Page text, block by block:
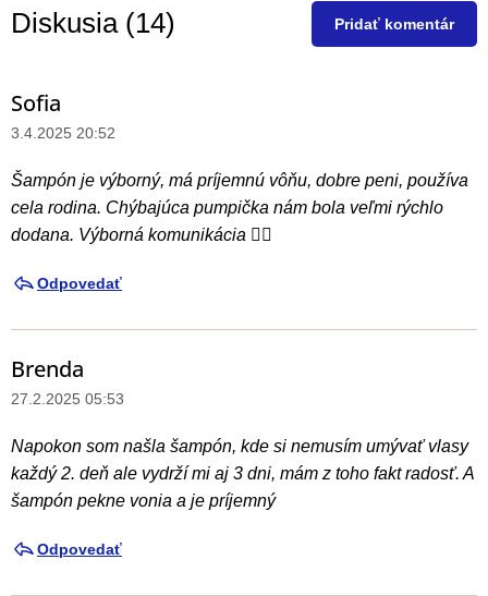
p
r
v
v
u
Diskusia (14) Pridať komentár
V
ý
p
i
s
i
u
s
i
í
Sofia
3.4.2025 20:52
Šampón je výborný, má príjemnú vôňu, dobre peni, používa
cela rodina. Chýbajúca pumpička nám bola veľmi rýchlo
dodana. Výborná komunikácia 👍🏼
Odpovedať
Brenda
27.2.2025 05:53
Napokon som našla šampón, kde si nemusím umývať vlasy
každý 2. deň ale vydrží mi aj 3 dni, mám z toho fakt radosť. A
šampón pekne vonia a je príjemný
Odpovedať